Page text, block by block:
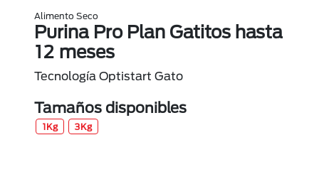
Alimento Seco
Purina Pro Plan Gatitos hasta
12 meses
Tecnología Optistart Gato
Tamaños disponibles
1Kg 3Kg